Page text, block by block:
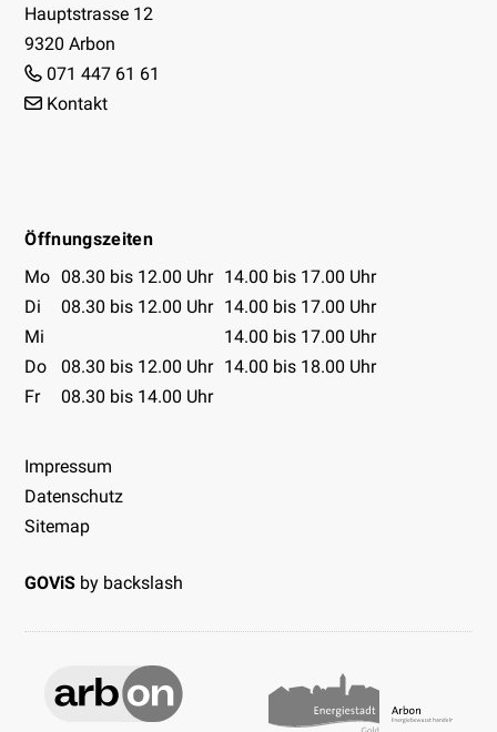
Hauptstrasse 12
9320 Arbon
071 447 61 61
Kontakt
Öffnungszeiten
Öffnungszeiten Tabelle
Mo 08.30 bis 12.00 Uhr 14.00 bis 17.00 Uhr
Di
08.30 bis 12.00 Uhr 14.00 bis 17.00 Uhr
Mi
14.00 bis 17.00 Uhr
Do
08.30 bis 12.00 Uhr 14.00 bis 18.00 Uhr
Fr
08.30 bis 14.00 Uhr
Impressum
Datenschutz
Sitemap
GOViS by backslash